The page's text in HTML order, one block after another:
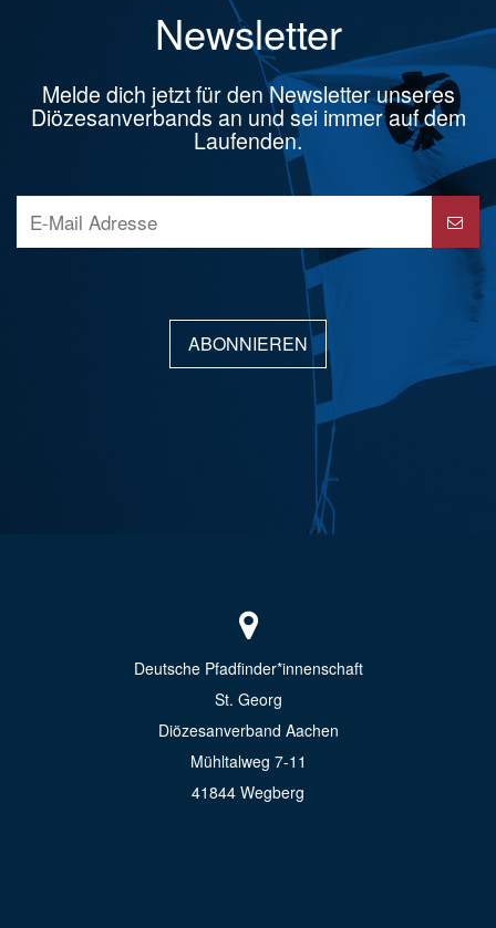
Newsletter
Melde dich jetzt für den Newsletter unseres
Diözesanverbands an und sei immer auf dem
Laufenden.
ABONNIEREN
Deutsche Pfadfinder*innenschaft
St. Georg
Diözesanverband Aachen
Mühltalweg 7-11
41844 Wegberg